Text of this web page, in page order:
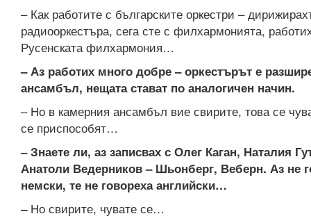
– Как работите с българските оркестри –
радиооркестъра, сега сте с филхармонията,
Русенската филхармония…
– Аз работих много добре – оркестърът е
ансамбъл, нещата стават по аналогичен начин.
– Но в камерния ансамбъл вие свирите, това се
се приспособят…
– Знаете ли, аз записвах с Олег Каган, Наталия
Анатоли Ведерников – Шьонберг, Веберн. Аз не
немски, те не говореха английски…
–Но свирите, чувате се…